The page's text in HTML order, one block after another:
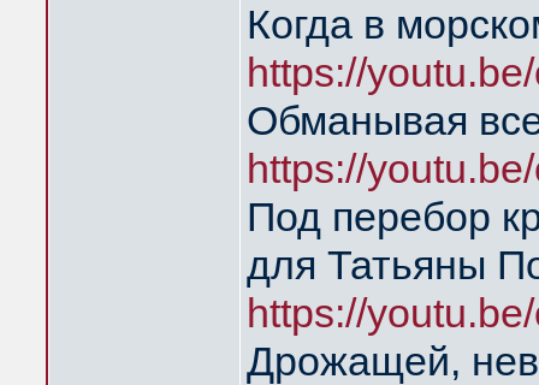
Когда в
https://
Обманывая
https://
Под перебор
для Татьяны
https://
Дрожащей,